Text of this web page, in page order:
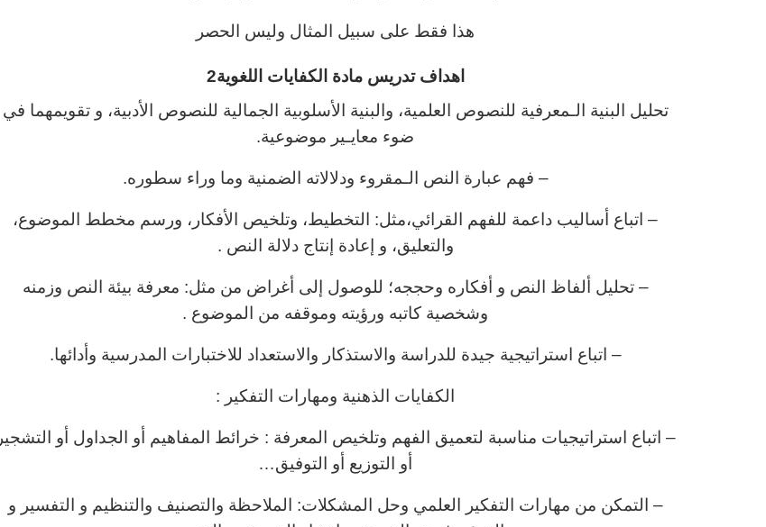
هذا فقط على سبيل المثال وليس الحصر
اهداف تدريس مادة الكفايات اللغوية2
تحليل البنية الـمعرفية للنصوص العلمية، والبنية الأسلوبية الجمالية للنصوص الأدبية، و تقويمهما في
ضوء معايـير موضوعية.
– فهم عبارة النص الـمقروء ودلالاته الضمنية وما وراء سطوره.
– اتباع أساليب داعمة للفهم القرائي،مثل: التخطيط، وتلخيص الأفكار، ورسم مخطط الموضوع،
والتعليق، و إعادة إنتاج دلالة النص .
– تحليل ألفاظ النص و أفكاره وحججه؛ للوصول إلى أغراض من مثل: معرفة بيئة النص وزمنه
وشخصية كاتبه ورؤيته وموقفه من الموضوع .
– اتباع استراتيجية جيدة للدراسة والاستذكار والاستعداد للاختبارات المدرسية وأدائها.
الكفايات الذهنية ومهارات التفكير :
– اتباع استراتيجيات مناسبة لتعميق الفهم وتلخيص المعرفة : خرائط المفاهيم أو الجداول أو التشجير
أو التوزيع أو التوفيق…
– التمكن من مهارات التفكير العلمي وحل المشكلات: الملاحظة والتصنيف والتنظيم و التفسير و